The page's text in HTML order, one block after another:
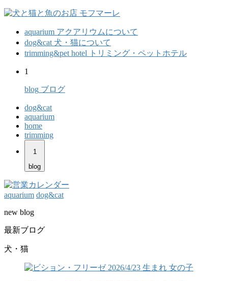
aquarium アクアリウムについて
dog&cat 犬・猫について
trimming&pet hotel
トリミング・ペットホテル
1
blog ブログ
dog&cat
aquarium
home
trimming
1
blog
aquarium dog&cat
new blog
最新ブログ
犬・猫